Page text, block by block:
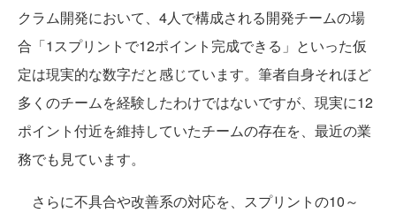
クラム開発において、4人で構成される開発チームの場
合「1スプリントで12ポイント完成できる」といった仮
定は現実的な数字だと感じています。筆者自身それほど
多くのチームを経験したわけではないですが、現実に12
ポイント付近を維持していたチームの存在を、最近の業
務でも見ています。
さらに不具合や改善系の対応を、スプリントの10～